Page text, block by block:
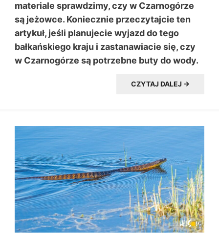
materiale sprawdzimy, czy w Czarnogórze
są jeżowce. Koniecznie przeczytajcie ten
artykuł, jeśli planujecie wyjazd do tego
bałkańskiego kraju i zastanawiacie się, czy
w Czarnogórze są potrzebne buty do wody.
CZYTAJ DALEJ →